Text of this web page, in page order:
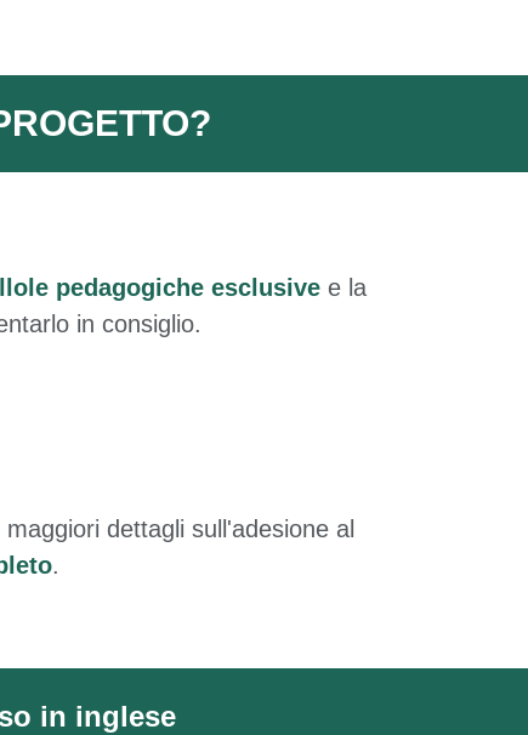
pedagogiche esclusive e la
in consiglio.
dettagli sull'adesione al
.
in inglese